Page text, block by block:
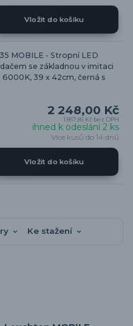
Vložit do košíku
MOBILE - Stropní LED
se základnou v imitaci
39 x 42cm, černá s
2 248,00 Kč
1 857,85 Kč bez DPH
ihned k odeslání 2 ks
Více kusů do 14 dnů
Vložit do košíku
Ke stažení